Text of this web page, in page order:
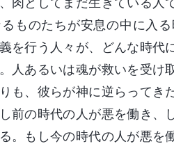
ものたちが安息の中に入
を行う人々が、どんな時代
人あるいは魂が救いを受け
も、彼らが神に逆らって
前の時代の人が悪を働き
。もし今の時代の人が悪